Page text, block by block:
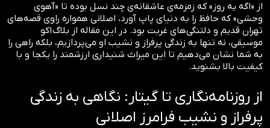
از «اگه یه روز» که زمزمه‌ی عاشقانه‌ی چند نسل بوده تا «آهوی
وحشی» که حافظ را به دنیای پاپ آورد، اصلانی همواره راوی قصه‌های
تهران قدیم و دلتنگی‌های غربت بود. در این مقاله از بلاگ اکو
موسیقی، نه تنها به زندگی پرفراز و نشیب او می‌پردازیم، بلکه راهی را
به شما نشان می‌دهیم تا این میراث شنیداری ارزشمند را یکجا و با
کیفیت بالا بشنوید.
از روزنامه‌نگاری تا گیتار: نگاهی به زندگی
پرفراز و نشیب فرامرز اصلانی